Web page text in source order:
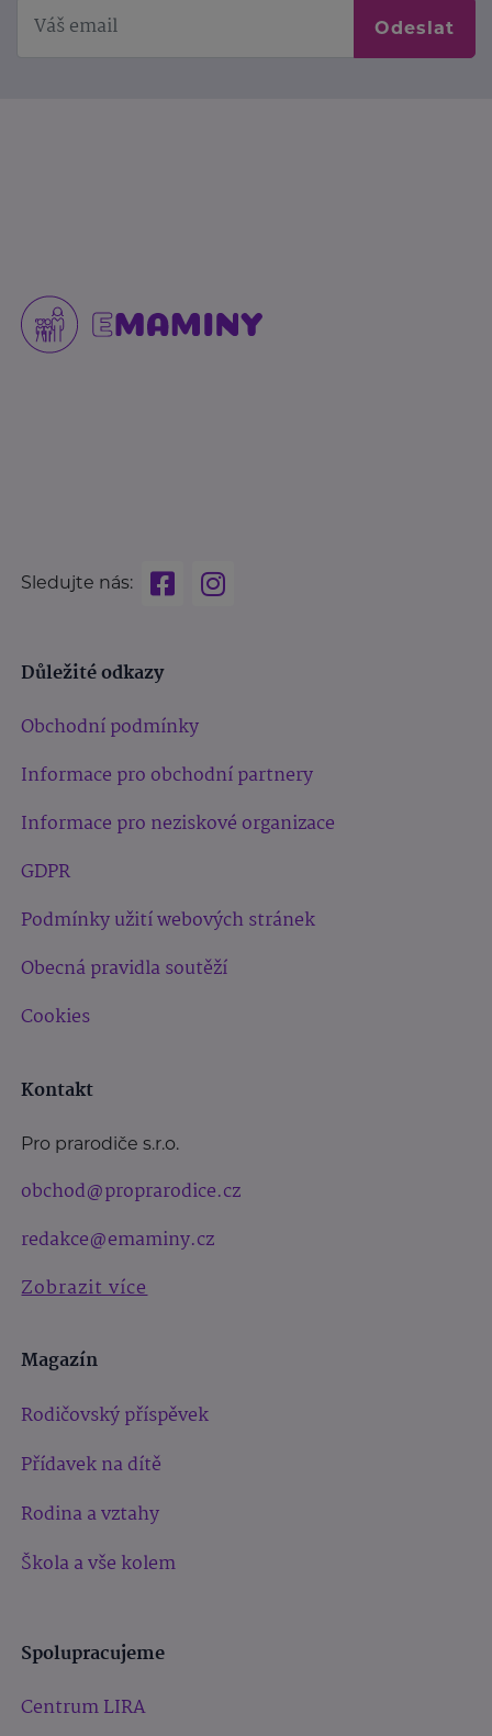
Odeslat
Sledujte nás:
Důležité odkazy
Obchodní podmínky
Informace pro obchodní partnery
Informace pro neziskové organizace
GDPR
Podmínky užití webových stránek
Obecná pravidla soutěží
Cookies
Kontakt
Pro prarodiče s.r.o.
obchod@proprarodice.cz
redakce@emaminy.cz
Zobrazit více
Magazín
Rodičovský příspěvek
Přídavek na dítě
Rodina a vztahy
Škola a vše kolem
Spolupracujeme
Centrum LIRA